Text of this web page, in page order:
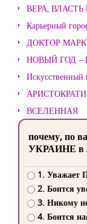
ВЕРА,
Карьерный
ДОКТОР МАРК
НОВЫЙ ГОД –
Искусственный
ВСЕЛЕННАЯ
почему, по
УКРАИНЕ в
1. Уважает
2. Боится
3. Никому
4. Боится